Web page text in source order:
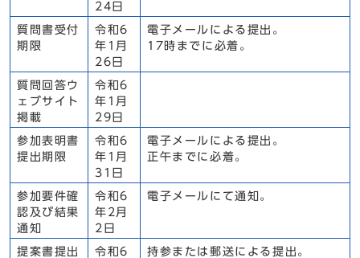
24日
質問書受付
期限
令和6
年1月
26日
電子メールによる提出。
17時までに必着。
質問回答ウ
ェブサイト
掲載
令和6
年1月
29日
参加表明書
提出期限
令和6
年1月
31日
電子メールによる提出。
正午までに必着。
参加要件確
認及び結果
通知
令和6
年2月
2日
電子メールにて通知。
提案書提出
令和6
持参または郵送による提出。